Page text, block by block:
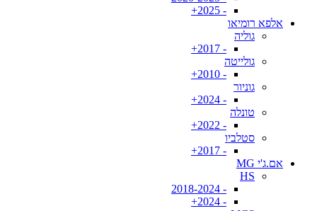
- 2025+
אלפא רומיאו
גוליה
- 2017+
גולייטה
- 2010+
גוניור
- 2024+
טונלה
- 2022+
סטלביו
- 2017+
אם.ג'י MG
HS
- 2018-2024
- 2024+